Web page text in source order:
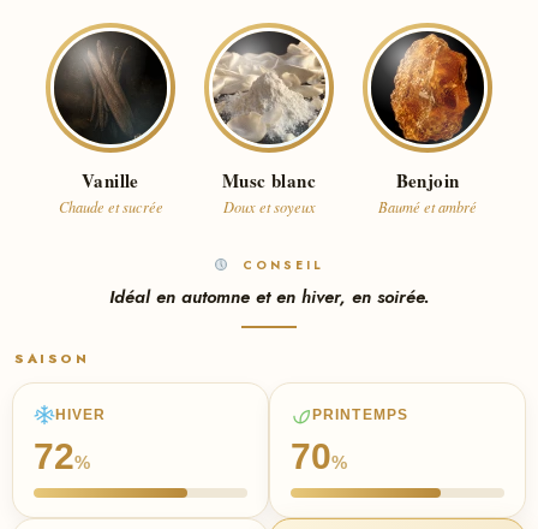
Vanille
Chaude et sucrée
Musc blanc
Doux et soyeux
Benjoin
Baumé et ambré
CONSEIL
Idéal en automne et en hiver, en soirée.
SAISON
HIVER
72%
PRINTEMPS
70%